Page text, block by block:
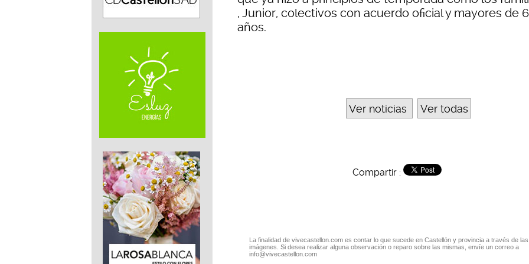
, Junior, colectivos con acuerdo oficial y mayores de
años.
Ver noticias Ver todas
Compartir :
La finalidad de vivecastellon.com es contar lo que sucede en Castellón y provincia a través de las
imágenes. Si desea realizar alguna observación o reparo sobre las mismas, envíe un correo a
info@vivecastellon.com